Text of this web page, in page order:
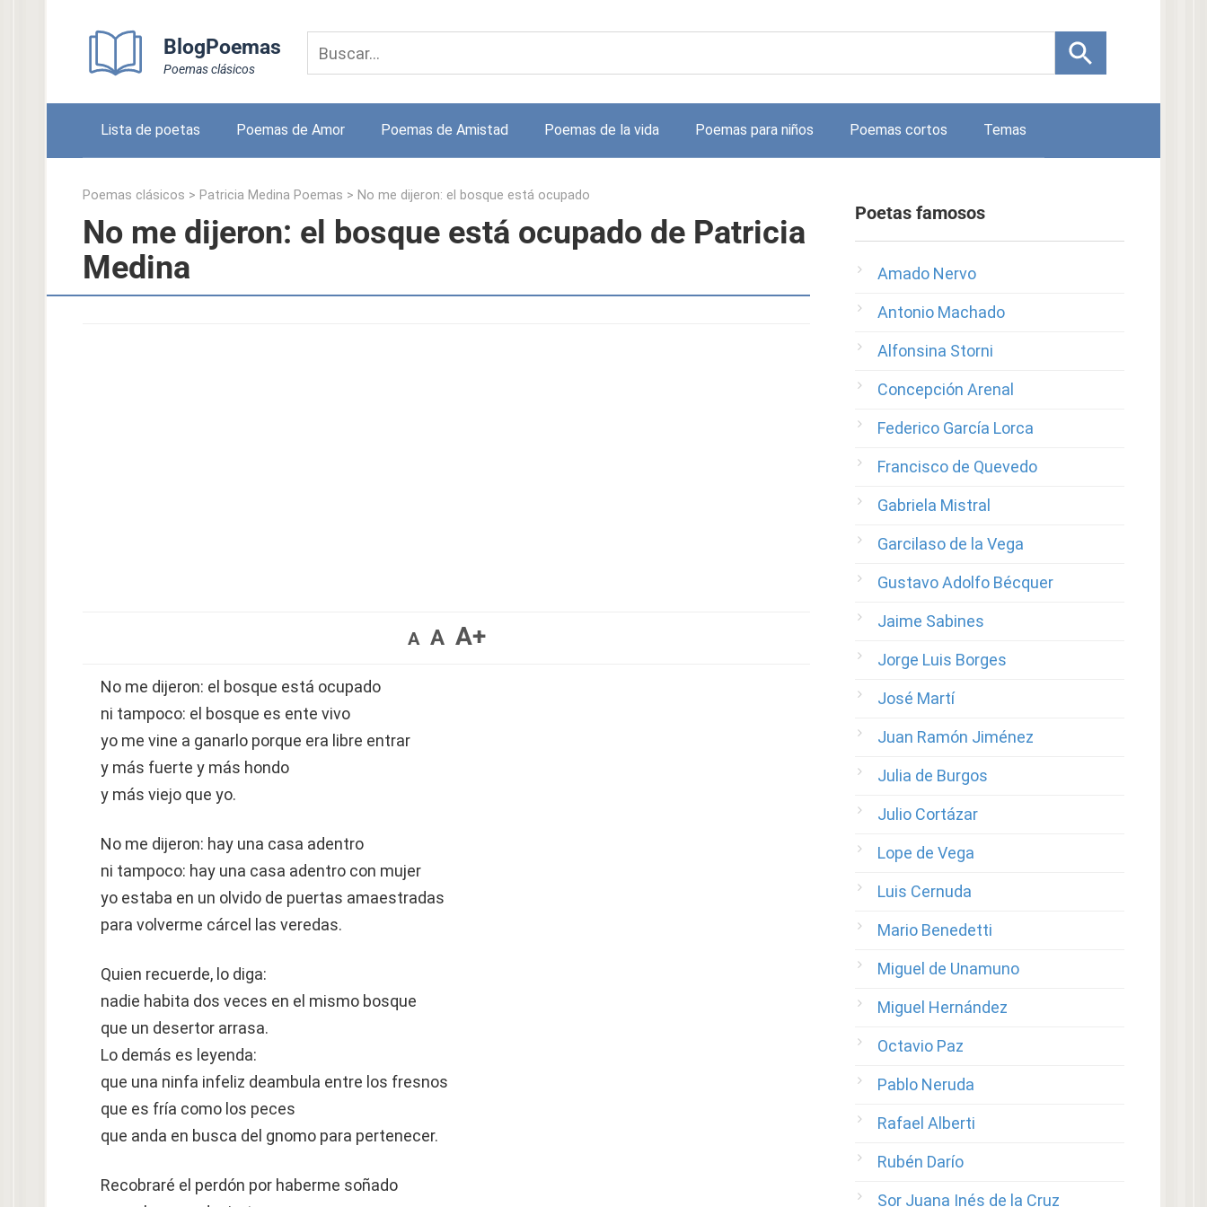
BlogPoemas
Poemas clásicos
Lista de poetas Poemas de Amor Poemas de Amistad Poemas de la vida Poemas para niños Poemas cortos Temas
Poemas clásicos > Patricia Medina Poemas > No me dijeron: el bosque está ocupado
No me dijeron: el bosque está ocupado de Patricia
Medina
A A A+
No me dijeron: el bosque está ocupado
ni tampoco: el bosque es ente vivo
yo me vine a ganarlo porque era libre entrar
y más fuerte y más hondo
y más viejo que yo.
No me dijeron: hay una casa adentro
ni tampoco: hay una casa adentro con mujer
yo estaba en un olvido de puertas amaestradas
para volverme cárcel las veredas.
Quien recuerde, lo diga:
nadie habita dos veces en el mismo bosque
que un desertor arrasa.
Lo demás es leyenda:
que una ninfa infeliz deambula entre los fresnos
que es fría como los peces
que anda en busca del gnomo para pertenecer.
Recobraré el perdón por haberme soñado
Poetas famosos
Amado Nervo
Antonio Machado
Alfonsina Storni
Concepción Arenal
Federico García Lorca
Francisco de Quevedo
Gabriela Mistral
Garcilaso de la Vega
Gustavo Adolfo Bécquer
Jaime Sabines
Jorge Luis Borges
José Martí
Juan Ramón Jiménez
Julia de Burgos
Julio Cortázar
Lope de Vega
Luis Cernuda
Mario Benedetti
Miguel de Unamuno
Miguel Hernández
Octavio Paz
Pablo Neruda
Rafael Alberti
Rubén Darío
Sor Juana Inés de la Cruz